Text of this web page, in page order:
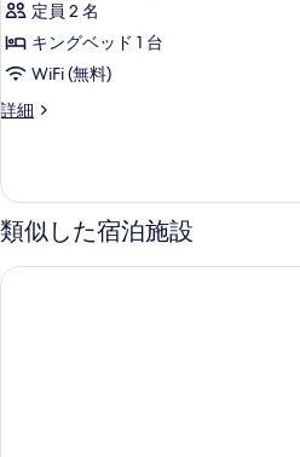
示
す
る
(Jacuzzi,
Extra
Bed
3
す
べ
の
ー
ビ
ュ
ー
Extra
Adults)
の
詳
細
ー
ビ
ュ
ー
の
す
べ
定員 2 名
キングベッド 1 台
WiFi (無料)
詳細
ス
シ
ー
ビ
ー
類似した宿泊施設
パラッツォ・ヴィタリアーノ